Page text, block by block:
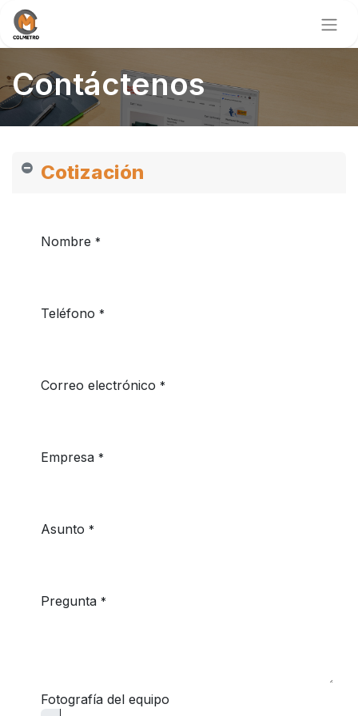
Contáctenos
Cotización
Nombre *
Teléfono *
Correo electrónico *
Empresa *
Asunto *
Pregunta *
Fotografía del equipo